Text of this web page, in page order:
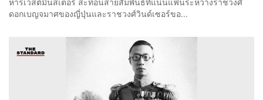
ดอกเบญจมาศของญี่ปุ่นและราชวงศ์วินด์เซอร์ขอ...